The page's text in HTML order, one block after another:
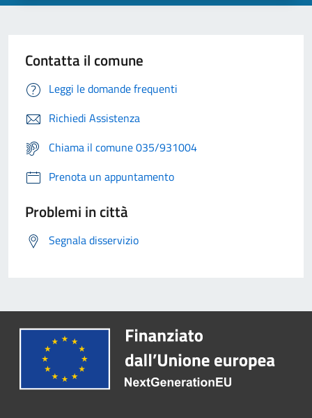
Contatta il comune
Leggi le domande frequenti
Richiedi Assistenza
Chiama il comune 035/931004
Prenota un appuntamento
Problemi in città
Segnala disservizio